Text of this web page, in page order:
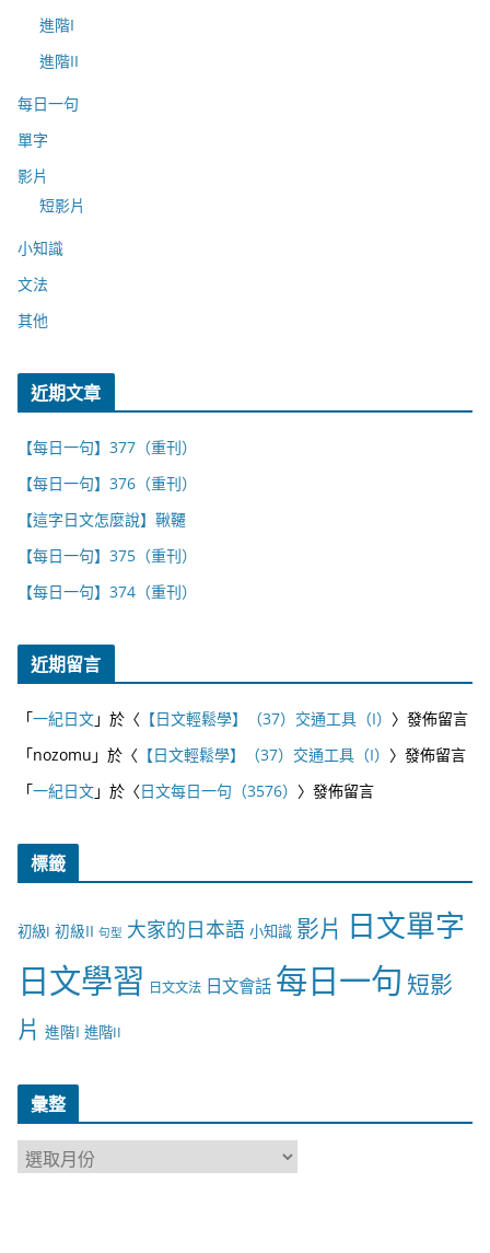
進階I
進階II
每日一句
單字
影片
短影片
小知識
文法
其他
近期文章
【每日一句】377（重刊）
【每日一句】376（重刊）
【這字日文怎麼說】鞦韆
【每日一句】375（重刊）
【每日一句】374（重刊）
近期留言
「一紀日文」於〈 【日文輕鬆學】（37）交通工具（I） 〉發佈留言
「nozomu 」於〈 【日文輕鬆學】（37）交通工具（I） 〉發佈留言
「一紀日文」於〈日文每日一句（3576） 〉發佈留言
標籤
初級I 初級II 句型 大家的日本語 小知識 影片 日文單字
日文學習 日文文法 日文會話 每日一句 短影
片 進階I 進階II
彙整
彙
整